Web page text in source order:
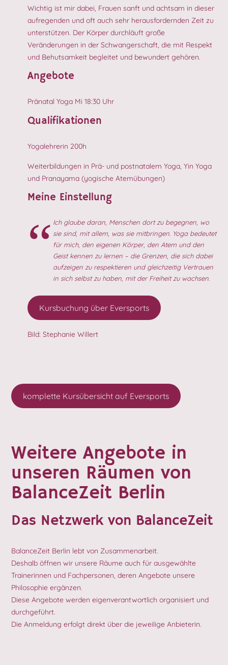
Wichtig ist mir dabei, Frauen sanft und achtsam in dieser
aufregenden und oft auch sehr herausfordernden Zeit zu
unterstützen. Der Körper durchläuft große
Veränderungen in der Schwangerschaft, die mit Respekt
und Behutsamkeit begleitet und bewundert gehören.
Angebote
Pränatal Yoga Mi 18:30 Uhr
Qualifikationen
Yogalehrerin 200h
Weiterbildungen in Prä- und postnatalem Yoga, Yin Yoga
und Pranayama (yogische Atemübungen)
Meine Einstellung
Ich glaube daran, Menschen dort zu begegnen, wo
sie sind, mit allem, was sie mitbringen. Yoga bedeutet
für mich, den eigenen Körper, den Atem und den
Geist kennen zu lernen – die Grenzen, die sich dabei
aufzeigen zu respektieren und gleichzeitig Vertrauen
in sich selbst zu haben, mit der Freiheit zu wachsen.
Kursbuchung über Eversports
Bild: Stephanie Willert
komplette Kursübersicht auf Eversports
Weitere Angebote in
unseren Räumen von
BalanceZeit Berlin
Das Netzwerk von BalanceZeit
BalanceZeit Berlin lebt von Zusammenarbeit.
Deshalb öffnen wir unsere Räume auch für ausgewählte
Trainerinnen und Fachpersonen, deren Angebote unsere
Philosophie ergänzen.
Diese Angebote werden eigenverantwortlich organisiert und
durchgeführt.
Die Anmeldung erfolgt direkt über die jeweilige Anbieterin.